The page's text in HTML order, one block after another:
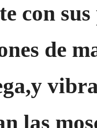
con
de
las